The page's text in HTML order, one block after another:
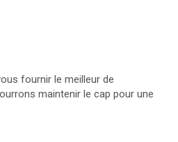
fournir le meilleur de
maintenir le cap pour une